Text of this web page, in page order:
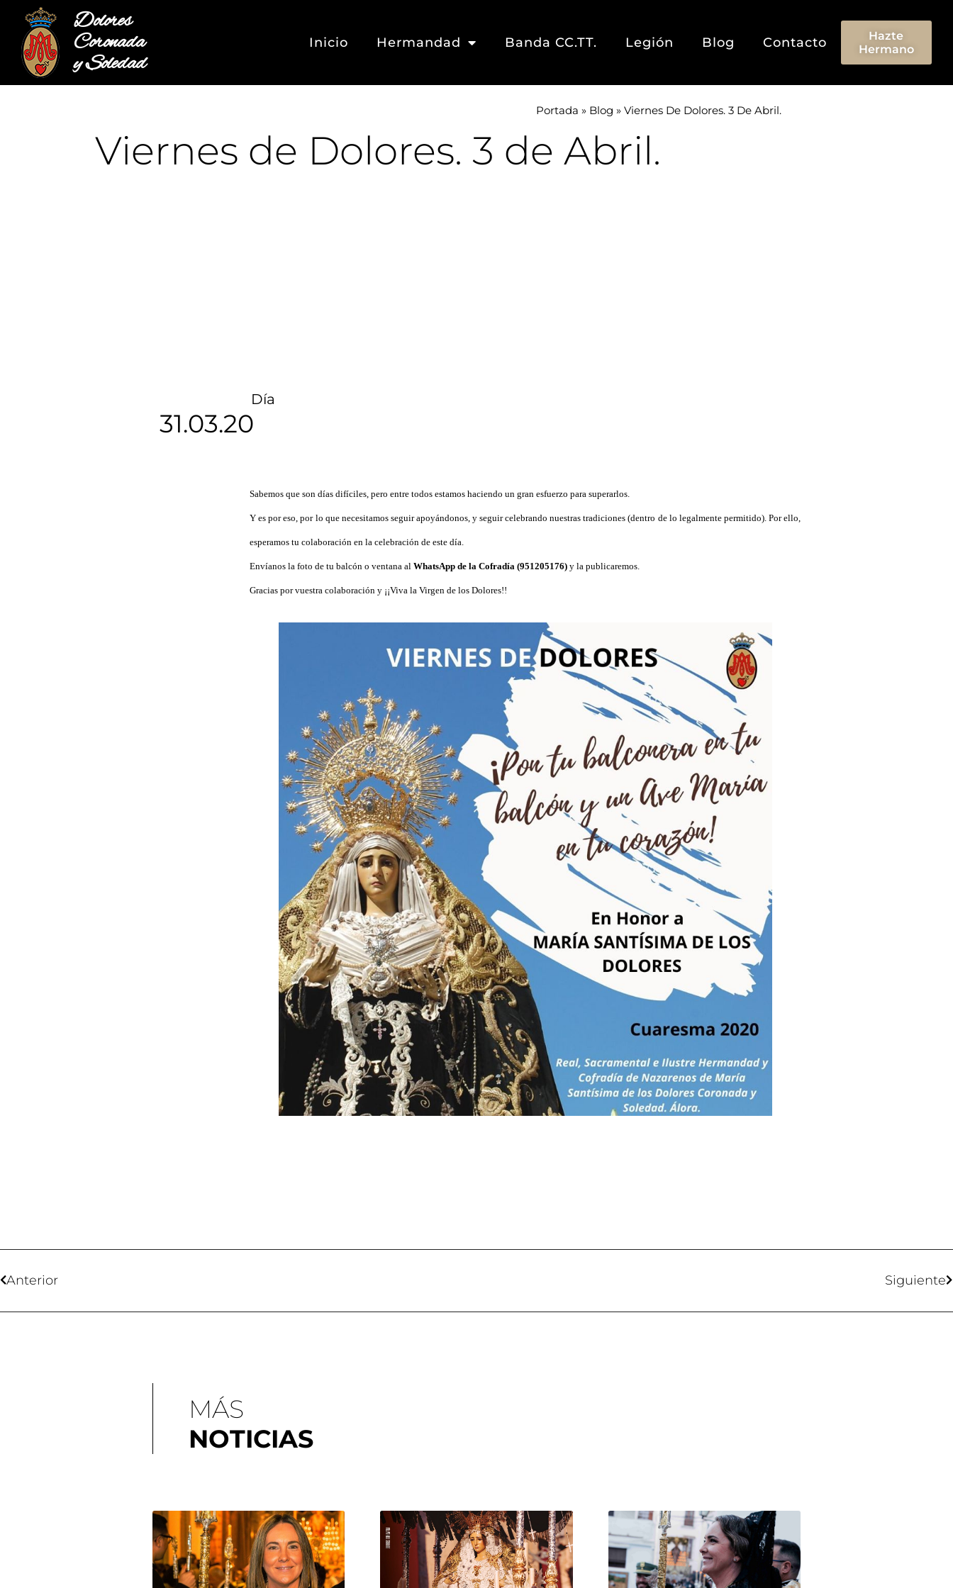
Dolores
Coronada
y Soledad
Inicio Hermandad Banda CC.TT. Legión Blog Contacto
Hazte
Hermano
Portada » Blog »Viernes De Dolores. 3 De Abril.
Viernes de Dolores. 3 de Abril.
Día
31.03.20
Sabemos que son días difíciles, pero entre todos estamos haciendo un gran esfuerzo para superarlos.
Y es por eso, por lo que necesitamos seguir apoyándonos, y seguir celebrando nuestras tradiciones (dentro de lo legalmente permitido). Por ello,
esperamos tu colaboración en la celebración de este día.
Envíanos la foto de tu balcón o ventana alWhatsApp de la Cofradía (951205176) y la publicaremos.
Gracias por vuestra colaboración y ¡¡Viva la Virgen de los Dolores!!
Anterior Siguiente
MÁS
NOTICIAS